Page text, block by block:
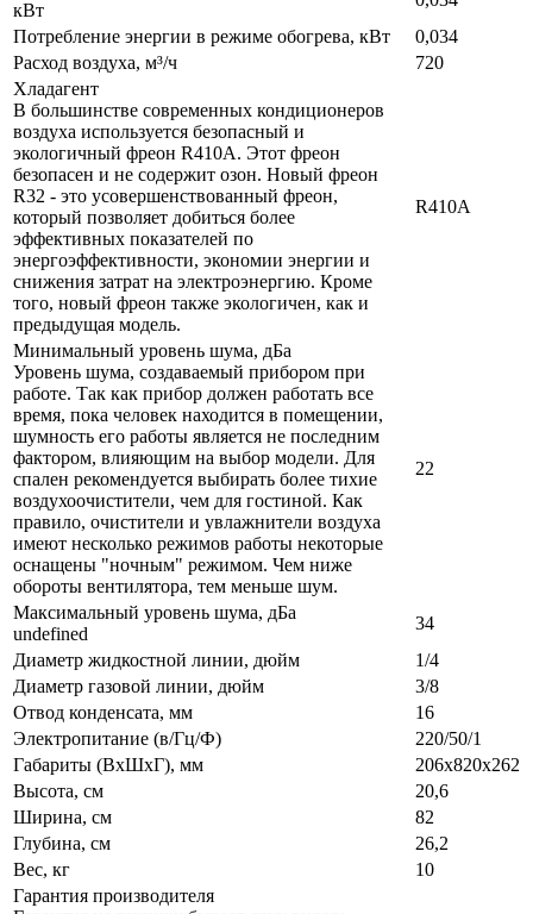
кВт
Потребление энергии в режиме обогрева, кВт
0,034
Расход воздуха, м³/ч
720
Хладагент
В большинстве современных кондиционеров
воздуха используется безопасный и
экологичный фреон R410A. Этот фреон
безопасен и не содержит озон. Новый фреон
R32 - это усовершенствованный фреон,
который позволяет добиться более
эффективных показателей по
энергоэффективности, экономии энергии и
снижения затрат на электроэнергию. Кроме
того, новый фреон также экологичен, как и
предыдущая модель.
R410A
Минимальный уровень шума, дБа
Уровень шума, создаваемый прибором при
работе. Так как прибор должен работать все
время, пока человек находится в помещении,
шумность его работы является не последним
фактором, влияющим на выбор модели. Для
спален рекомендуется выбирать более тихие
воздухоочистители, чем для гостиной. Как
правило, очистители и увлажнители воздуха
имеют несколько режимов работы некоторые
оснащены "ночным" режимом. Чем ниже
обороты вентилятора, тем меньше шум.
22
Максимальный уровень шума, дБа
undefined
34
Диаметр жидкостной линии, дюйм
1/4
Диаметр газовой линии, дюйм
3/8
Отвод конденсата, мм
16
Электропитание (в/Гц/Ф)
220/50/1
Габариты (ВxШxГ), мм
206х820х262
Высота, см
20,6
Ширина, см
82
Глубина, см
26,2
Вес, кг
10
Гарантия производителя